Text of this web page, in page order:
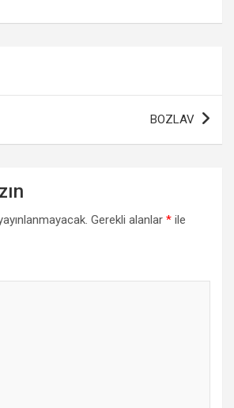
BOZLAV
Gerekli alanlar * ile